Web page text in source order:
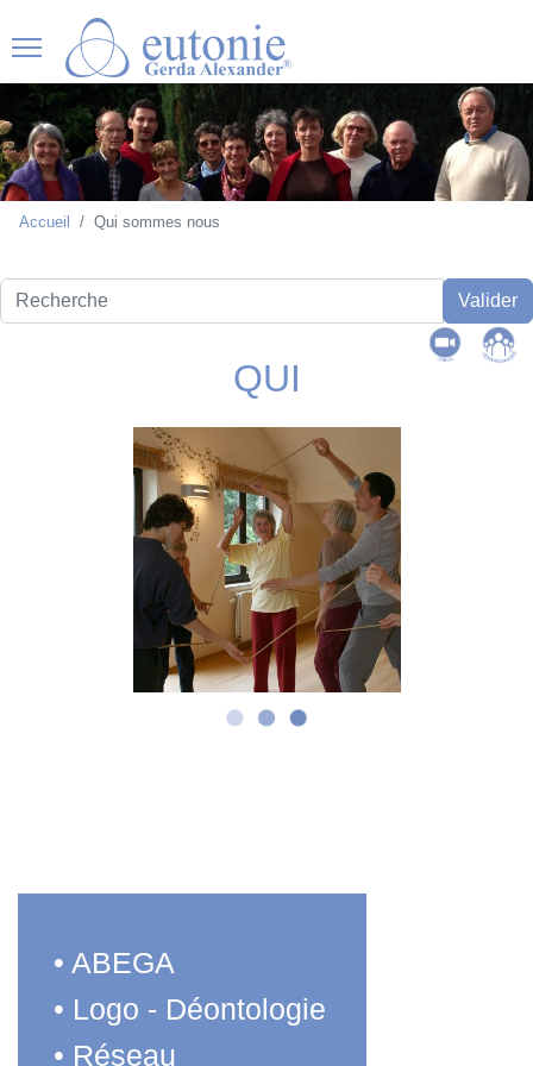
Accueil Qui sommes nous
Recherche
Valider
QUI
• ABEGA
• Logo - Déontologie
• Réseau